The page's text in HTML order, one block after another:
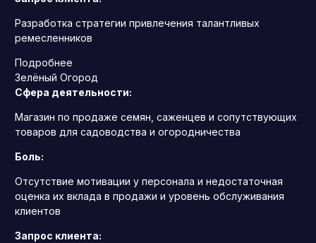
Разработка стратегии привлечения талантливых
ремесленников
Подробнее
Зелёный Огород
Сфера деятельности:
Магазин по продаже семян, саженцев и сопутствующих
товаров для садоводства и огородничества
Боль:
Отсутствие мотивации у персонала и недостаточная
оценка их вклада в продажи и уровень обслуживания
клиентов
Запрос клиента: